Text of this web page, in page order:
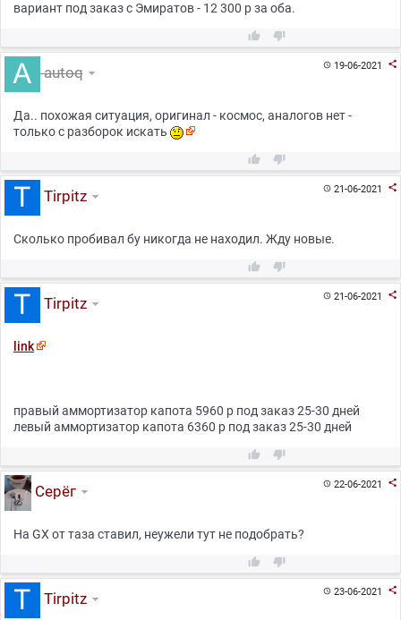
вариант под заказ с Эмиратов - 12 300 р за оба.
 
19-06-2021 
autoq
Да.. похожая ситуация, оригинал - космос, аналогов нет -
только с разборок искать
 
21-06-2021 
Tirpitz
Сколько пробивал бу никогда не находил. Жду новые.
 
21-06-2021 
Tirpitz
link
правый аммортизатор капота 5960 р под заказ 25-30 дней
левый аммортизатор капота 6360 р под заказ 25-30 дней
 
22-06-2021 
Серёг
На GX от таза ставил, неужели тут не подобрать?
 
23-06-2021 
Tirpitz